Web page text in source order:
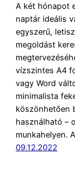
A két hónapot
naptár ideális
egyszerű,
megoldást
vízszintes A4
vagy Word
minimalista
köszönhetően
használható –
munkahelyen.
09.12.2022